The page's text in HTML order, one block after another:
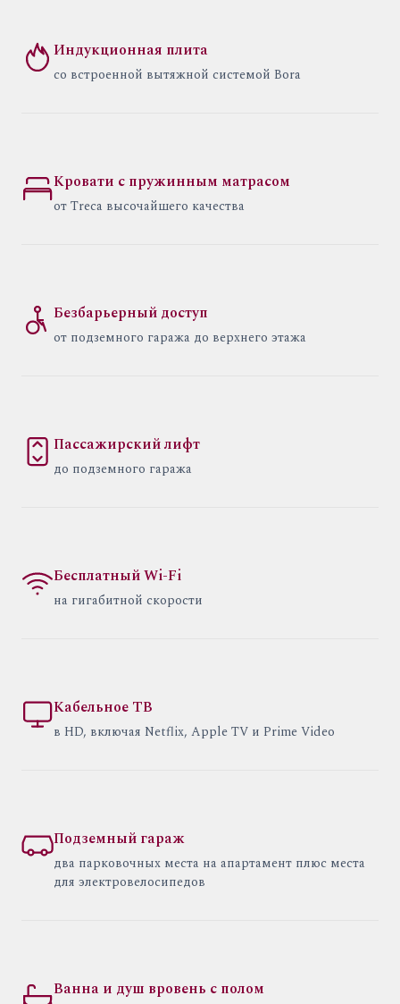
Индукционная плита
со встроенной вытяжной системой Bora
Кровати с пружинным матрасом
от Treca высочайшего качества
Безбарьерный доступ
от подземного гаража до верхнего этажа
Пассажирский лифт
до подземного гаража
Бесплатный Wi-Fi
на гигабитной скорости
Кабельное ТВ
в HD, включая Netflix, Apple TV и Prime Video
Подземный гараж
два парковочных места на апартамент плюс места
для электровелосипедов
Ванна и душ вровень с полом